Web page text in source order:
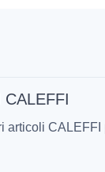
articoli